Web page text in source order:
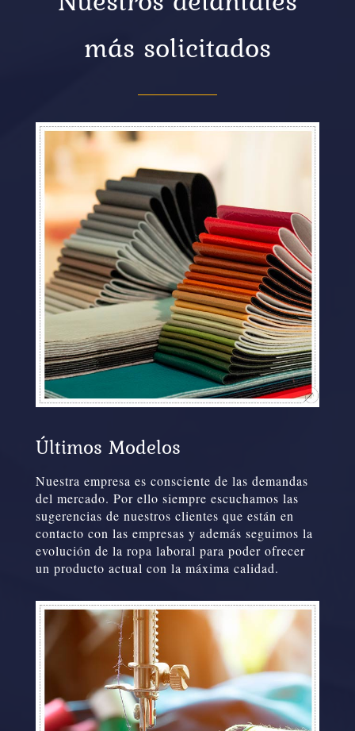
más solicitados
Últimos Modelos
Nuestra empresa es consciente de las demandas
del mercado. Por ello siempre escuchamos las
sugerencias de nuestros clientes que están en
contacto con las empresas y además seguimos la
evolución de la ropa laboral para poder ofrecer
un producto actual con la máxima calidad.